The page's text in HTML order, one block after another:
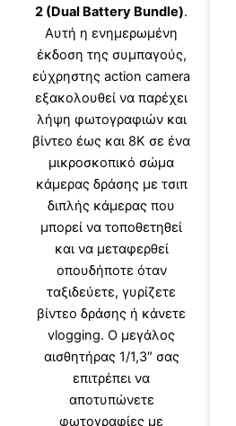
2 (Dual Battery Bundle).
Αυτή η ενημερωμένη
έκδοση της συμπαγούς,
εύχρηστης action camera
εξακολουθεί να παρέχει
λήψη φωτογραφιών και
βίντεο έως και 8K σε ένα
μικροσκοπικό σώμα
κάμερας δράσης με τσιπ
διπλής κάμερας που
μπορεί να τοποθετηθεί
και να μεταφερθεί
οπουδήποτε όταν
ταξιδεύετε, γυρίζετε
βίντεο δράσης ή κάνετε
vlogging. Ο μεγάλος
αισθητήρας 1/1,3″ σας
επιτρέπει να
αποτυπώνετε
φωτογραφίες με